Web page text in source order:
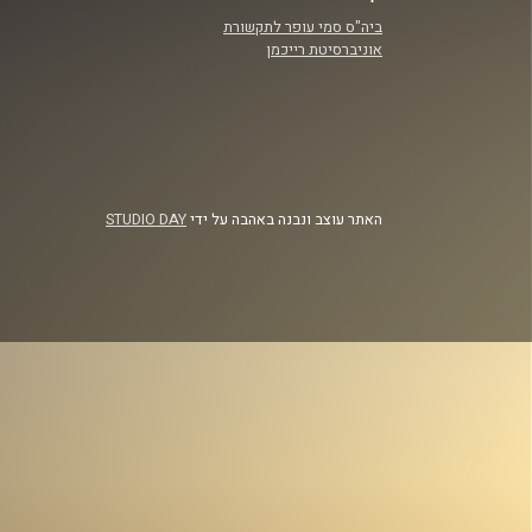
ביה"ס סמי עופר לתקשורת
אוניברסיטת רייכמן
האתר עוצב ונבנה באהבה על ידיSTUDIO DAY